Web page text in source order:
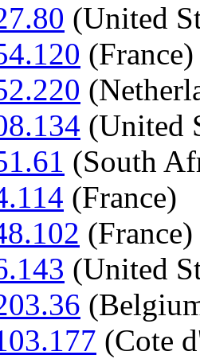
(United
(France)
(United
(South
(France)
(France)
(United
(Cote